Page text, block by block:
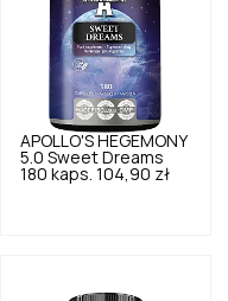
APOLLO'S HEGEMONY
5.0 Sweet Dreams
180 kaps. 104,90 zł